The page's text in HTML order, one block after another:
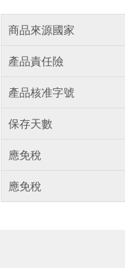
商品來源國家
產品責任險
產品核准字號
保存天數
應免稅
應免稅